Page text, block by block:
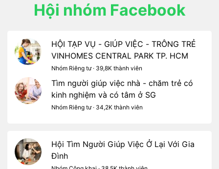
Hội nhóm Facebook
HỘI TẠP VỤ - GIÚP VIỆC - TRÔNG TRẺ
VINHOMES CENTRAL PARK TP. HCM
Nhóm Riêng tư · 39,8K thành viên
Tìm người giúp việc nhà - chăm trẻ có
kinh nghiệm và có tâm ở SG
Nhóm Riêng tư · 34,2K thành viên
Hội Tìm Người Giúp Việc Ở Lại Với Gia
Đình